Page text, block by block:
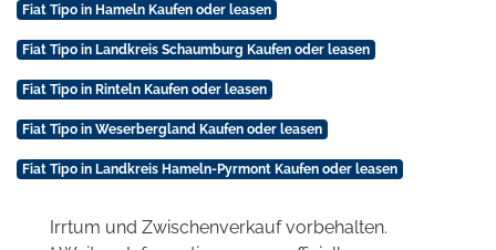
Fiat Tipo in Hameln Kaufen oder leasen
Fiat Tipo in Landkreis Schaumburg Kaufen oder leasen
Fiat Tipo in Rinteln Kaufen oder leasen
Fiat Tipo in Weserbergland Kaufen oder leasen
Fiat Tipo in Landkreis Hameln-Pyrmont Kaufen oder leasen
Irrtum und Zwischenverkauf vorbehalten.